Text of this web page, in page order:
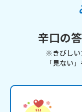
辛口の
※きびしい
「見ない